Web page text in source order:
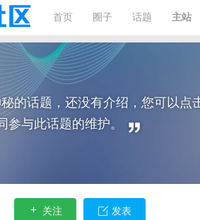
首页 圈子 话题 主站
的话题，还没有介绍，您可以
参与此话题的维护。
关注 发表